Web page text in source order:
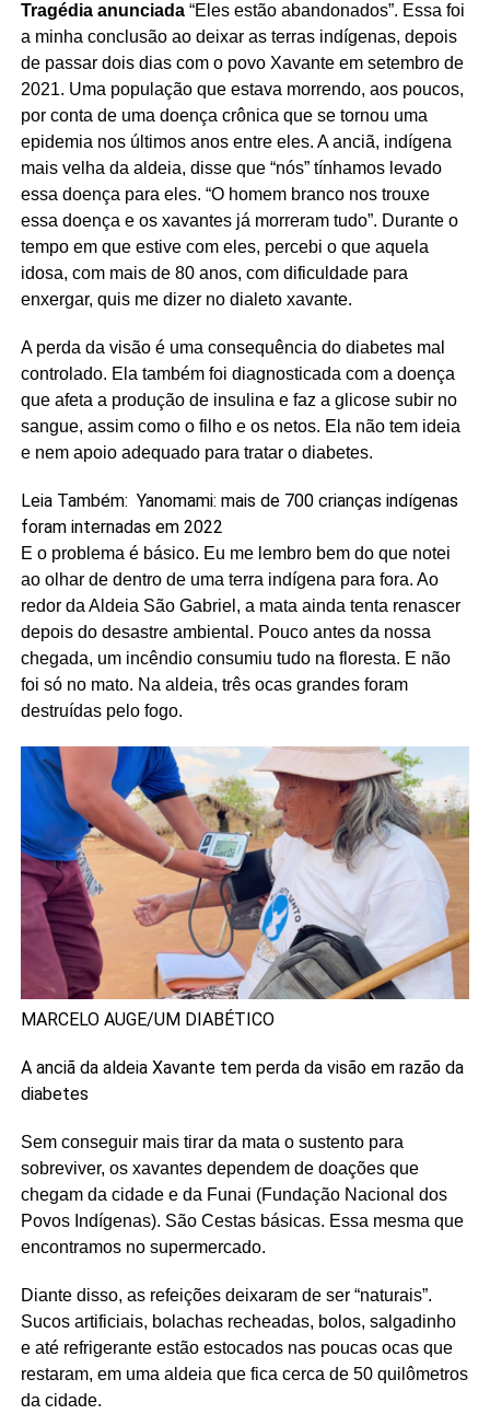
Tragédia anunciada“Eles estão abandonados”. Essa foi
a minha conclusão ao deixar as terras indígenas, depois
de passar dois dias com o povo Xavante em setembro de
2021. Uma população que estava morrendo, aos poucos,
por conta de uma doença crônica que se tornou uma
epidemia nos últimos anos entre eles. A anciã, indígena
mais velha da aldeia, disse que “nós” tínhamos levado
essa doença para eles. “O homem branco nos trouxe
essa doença e os xavantes já morreram tudo”. Durante o
tempo em que estive com eles, percebi o que aquela
idosa, com mais de 80 anos, com dificuldade para
enxergar, quis me dizer no dialeto xavante.
A perda da visão é uma consequência do diabetes mal
controlado. Ela também foi diagnosticada com a doença
que afeta a produção de insulina e faz a glicose subir no
sangue, assim como o filho e os netos. Ela não tem ideia
e nem apoio adequado para tratar o diabetes.
Leia Também: Yanomami: mais de 700 crianças indígenas
foram internadas em 2022
E o problema é básico. Eu me lembro bem do que notei
ao olhar de dentro de uma terra indígena para fora. Ao
redor da Aldeia São Gabriel, a mata ainda tenta renascer
depois do desastre ambiental. Pouco antes da nossa
chegada, um incêndio consumiu tudo na floresta. E não
foi só no mato. Na aldeia, três ocas grandes foram
destruídas pelo fogo.
MARCELO AUGE/UM DIABÉTICO
A anciã da aldeia Xavante tem perda da visão em razão da
diabetes
Sem conseguir mais tirar da mata o sustento para
sobreviver, os xavantes dependem de doações que
chegam da cidade e da Funai (Fundação Nacional dos
Povos Indígenas). São Cestas básicas. Essa mesma que
encontramos no supermercado.
Diante disso, as refeições deixaram de ser “naturais”.
Sucos artificiais, bolachas recheadas, bolos, salgadinho
e até refrigerante estão estocados nas poucas ocas que
restaram, em uma aldeia que fica cerca de 50 quilômetros
da cidade.